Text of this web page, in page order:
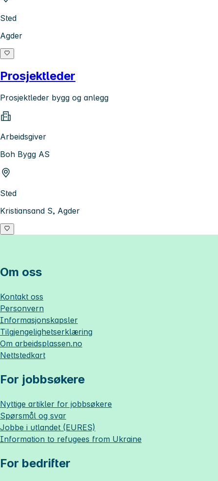
Sted
Agder
Prosjektleder
Prosjektleder bygg og anlegg
Arbeidsgiver
Boh Bygg AS
Sted
Kristiansand S, Agder
Om oss
Kontakt oss
Personvern
Informasjonskapsler
Tilgjengelighetserklæring
Om arbeidsplassen.no
Nettstedkart
For jobbsøkere
Nyttige artikler for jobbsøkere
Spørsmål og svar
Jobbe i utlandet (EURES)
Information to refugees from Ukraine
For bedrifter